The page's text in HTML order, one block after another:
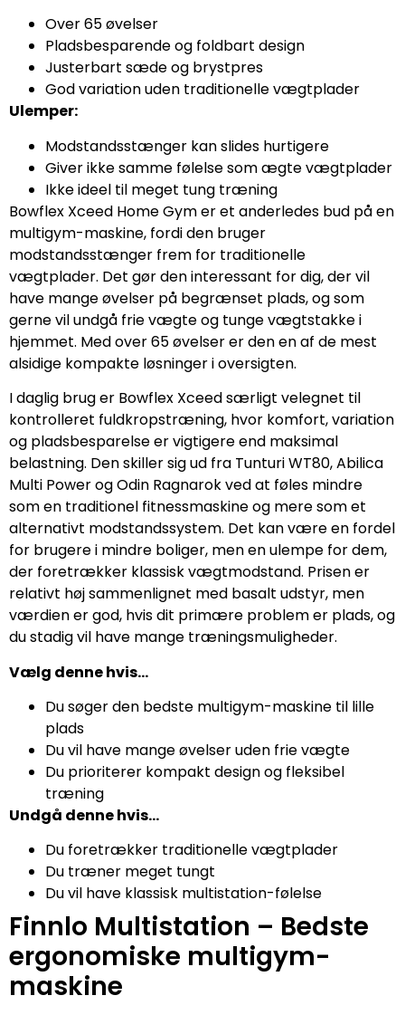
Over 65 øvelser
Pladsbesparende og foldbart design
Justerbart sæde og brystpres
God variation uden traditionelle vægtplader
Ulemper:
Modstandsstænger kan slides hurtigere
Giver ikke samme følelse som ægte vægtplader
Ikke ideel til meget tung træning
Bowflex Xceed Home Gym er et anderledes bud på en
multigym-maskine, fordi den bruger
modstandsstænger frem for traditionelle
vægtplader. Det gør den interessant for dig, der vil
have mange øvelser på begrænset plads, og som
gerne vil undgå frie vægte og tunge vægtstakke i
hjemmet. Med over 65 øvelser er den en af de mest
alsidige kompakte løsninger i oversigten.
I daglig brug er Bowflex Xceed særligt velegnet til
kontrolleret fuldkropstræning, hvor komfort, variation
og pladsbesparelse er vigtigere end maksimal
belastning. Den skiller sig ud fra Tunturi WT80, Abilica
Multi Power og Odin Ragnarok ved at føles mindre
som en traditionel fitnessmaskine og mere som et
alternativt modstandssystem. Det kan være en fordel
for brugere i mindre boliger, men en ulempe for dem,
der foretrækker klassisk vægtmodstand. Prisen er
relativt høj sammenlignet med basalt udstyr, men
værdien er god, hvis dit primære problem er plads, og
du stadig vil have mange træningsmuligheder.
Vælg denne hvis…
Du søger den bedste multigym-maskine til lille
plads
Du vil have mange øvelser uden frie vægte
Du prioriterer kompakt design og fleksibel
træning
Undgå denne hvis…
Du foretrækker traditionelle vægtplader
Du træner meget tungt
Du vil have klassisk multistation-følelse
Finnlo Multistation – Bedste
ergonomiske multigym-
maskine